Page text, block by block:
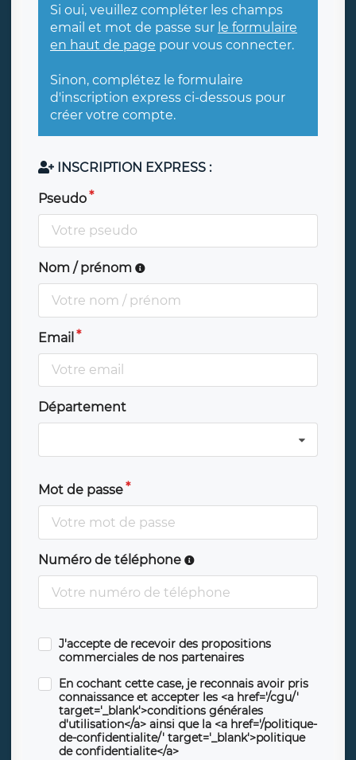
Si oui, veuillez compléter les champs
email et mot de passe sur le formulaire
en haut de page pour vous connecter.
Sinon, complétez le formulaire
d'inscription express ci-dessous pour
créer votre compte.
INSCRIPTION EXPRESS :
Pseudo
Nom / prénom
Email
Département
Mot de passe
Numéro de téléphone
J'accepte de recevoir des propositions
commerciales de nos partenaires
En cochant cette case, je reconnais avoir pris
connaissance et accepter les <a href='/cgu/'
target='_blank'>conditions générales
d'utilisation</a> ainsi que la <a href='/politique-
de-confidentialite/' target='_blank'>politique
de confidentialite</a>